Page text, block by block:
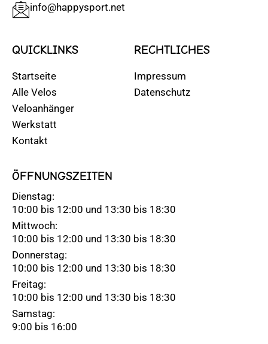
info@happysport.net
QUICKLINKS
Startseite
Alle Velos
Veloanhänger
Werkstatt
Kontakt
RECHTLICHES
Impressum
Datenschutz
ÖFFNUNGSZEITEN
Dienstag:
10:00 bis 12:00 und 13:30 bis 18:30
Mittwoch:
10:00 bis 12:00 und 13:30 bis 18:30
Donnerstag:
10:00 bis 12:00 und 13:30 bis 18:30
Freitag:
10:00 bis 12:00 und 13:30 bis 18:30
Samstag:
9:00 bis 16:00